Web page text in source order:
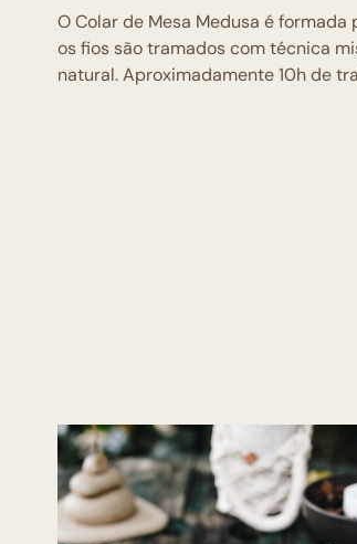
O Colar de Mesa Medusa é
os fios são tramados com técnica
natural. Aproximadamente 10h de